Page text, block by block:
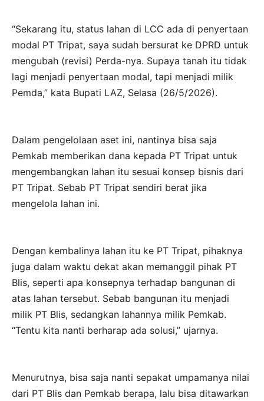
“Sekarang itu, status lahan di LCC ada di penyertaan
modal PT Tripat, saya sudah bersurat ke DPRD untuk
mengubah (revisi) Perda-nya. Supaya tanah itu tidak
lagi menjadi penyertaan modal, tapi menjadi milik
Pemda,” kata Bupati LAZ, Selasa (26/5/2026).
Dalam pengelolaan aset ini, nantinya bisa saja
Pemkab memberikan dana kepada PT Tripat untuk
mengembangkan lahan itu sesuai konsep bisnis dari
PT Tripat. Sebab PT Tripat sendiri berat jika
mengelola lahan ini.
Dengan kembalinya lahan itu ke PT Tripat, pihaknya
juga dalam waktu dekat akan memanggil pihak PT
Blis, seperti apa konsepnya terhadap bangunan di
atas lahan tersebut. Sebab bangunan itu menjadi
milik PT Blis, sedangkan lahannya milik Pemkab.
“Tentu kita nanti berharap ada solusi,” ujarnya.
Menurutnya, bisa saja nanti sepakat umpamanya nilai
dari PT Blis dan Pemkab berapa, lalu bisa ditawarkan